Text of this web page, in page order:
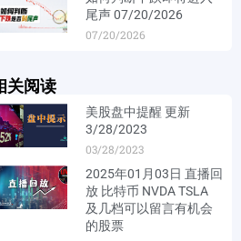
尾声 07/20/2026
07/20/2026
关阅读
美股盘中提醒 更新
3/28/2023
03/28/2023
2025年01月03日 直播回
放 比特币 NVDA TSLA
及几档可以留言有机会
的股票